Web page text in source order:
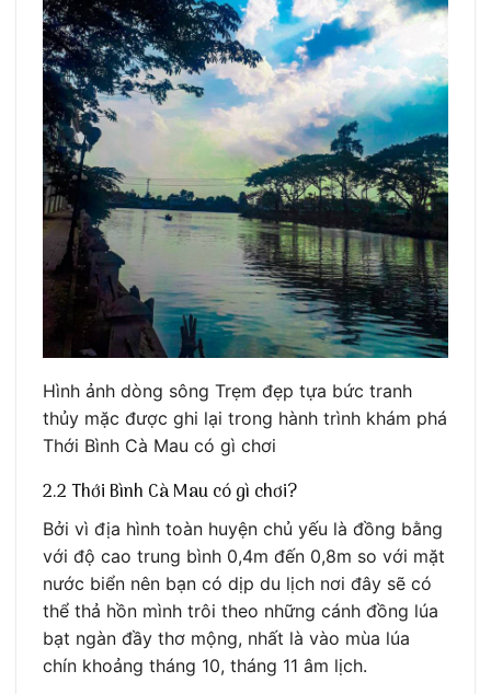
Hình ảnh dòng sông Trẹm đẹp tựa bức tranh
thủy mặc được ghi lại trong hành trình khám phá
Thới Bình Cà Mau có gì chơi
2.2 Thới Bình Cà Mau có gì chơi?
Bởi vì địa hình toàn huyện chủ yếu là đồng bằng
với độ cao trung bình 0,4m đến 0,8m so với mặt
nước biển nên bạn có dịp du lịch nơi đây sẽ có
thể thả hồn mình trôi theo những cánh đồng lúa
bạt ngàn đầy thơ mộng, nhất là vào mùa lúa
chín khoảng tháng 10, tháng 11 âm lịch.